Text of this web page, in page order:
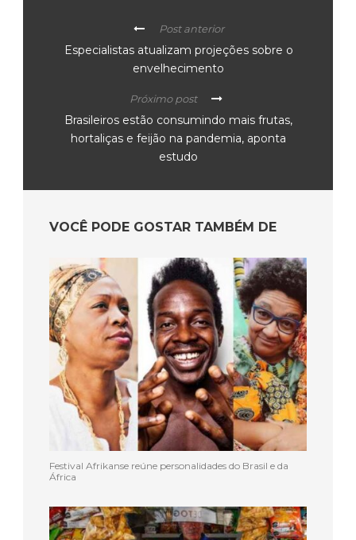
Post anterior
Especialistas atualizam projeções sobre o
envelhecimento
Próximo post
Brasileiros estão consumindo mais frutas,
hortaliças e feijão na pandemia, aponta
estudo
VOCÊ PODE GOSTAR TAMBÉM DE
Festival Afrikanse reúne personalidades do Brasil e da
África